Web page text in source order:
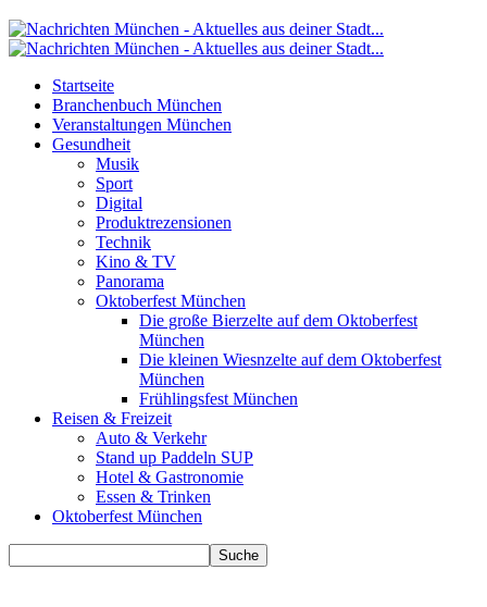
Startseite
Branchenbuch München
Veranstaltungen München
Gesundheit
Musik
Sport
Digital
Produktrezensionen
Technik
Kino & TV
Panorama
Oktoberfest München
Die große Bierzelte auf dem Oktoberfest
München
Die kleinen Wiesnzelte auf dem Oktoberfest
München
Frühlingsfest München
Reisen & Freizeit
Auto & Verkehr
Stand up Paddeln SUP
Hotel & Gastronomie
Essen & Trinken
Oktoberfest München